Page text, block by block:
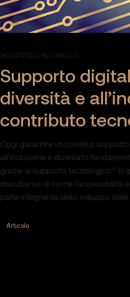
26/04/2023 By CABOLO
Supporto
diversità e
contributo
Oggi garantire un corretto
all’inclusione è diventato
grazie al supporto tecnologico? In
discutiamo di come l’accessibilità
parte integrante dello sviluppo
Articolo